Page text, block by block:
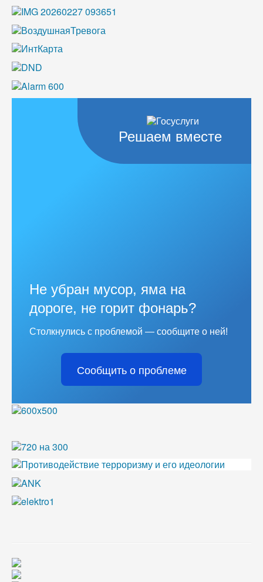
Решаем вместе
Не убран мусор, яма на
дороге, не горит фонарь?
Столкнулись с проблемой — сообщите о ней!
Сообщить о проблеме